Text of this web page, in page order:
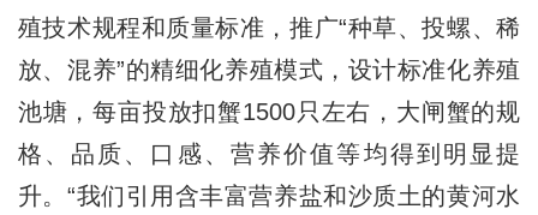
殖技术规程和质量标准，推广“种草、投螺、稀
放、混养”的精细化养殖模式，设计标准化养殖
池塘，每亩投放扣蟹1500只左右，大闸蟹的规
格、品质、口感、营养价值等均得到明显提
升。“我们引用含丰富营养盐和沙质土的黄河水